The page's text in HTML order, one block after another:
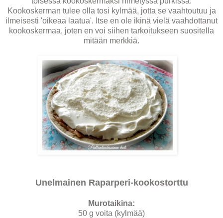
Kookoskerman tulee olla tosi kylmää, jotta se vaahtoutuu ja
ilmeisesti 'oikeaa laatua'. Itse en ole ikinä vielä vaahdottanut
kookoskermaa, joten en voi siihen tarkoitukseen suositella
mitään merkkiä.
Unelmainen Raparperi-kookostorttu
Murotaikina:
50 g voita (kylmää)